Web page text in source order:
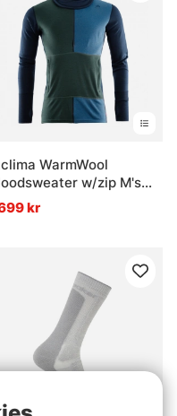
WarmWool
w/zip M's
Blazer/Green
Gables/Coastal Fjord
kr